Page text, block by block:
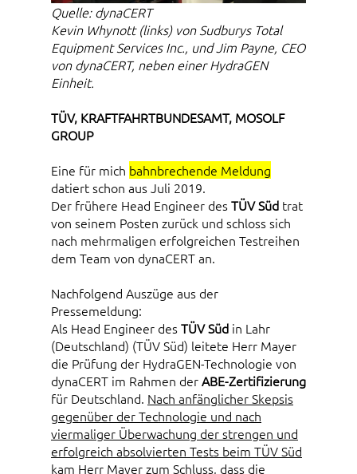
Quelle: dynaCERT
Kevin Whynott (links) von Sudburys Total
Equipment Services Inc., und Jim Payne, CEO
von dynaCERT, neben einer HydraGEN
Einheit.
TÜV, KRAFTFAHRTBUNDESAMT, MOSOLF
GROUP
Eine für mich bahnbrechende Meldung
datiert schon aus Juli 2019.
Der frühere Head Engineer desTÜV Süd trat
von seinem Posten zurück und schloss sich
nach mehrmaligen erfolgreichen Testreihen
dem Team von dynaCERT an.
Nachfolgend Auszüge aus der
Pressemeldung:
Als Head Engineer desTÜV Süd in Lahr
(Deutschland) (TÜV Süd) leitete Herr Mayer
die Prüfung der HydraGEN-Technologie von
dynaCERT im Rahmen derABE-Zertifizierung
für Deutschland. Nach anfänglicher Skepsis
gegenüber der Technologie und nach
viermaliger Überwachung der strengen und
erfolgreich absolvierten Tests beim TÜV Süd
kam Herr Mayer zum Schluss, dass die